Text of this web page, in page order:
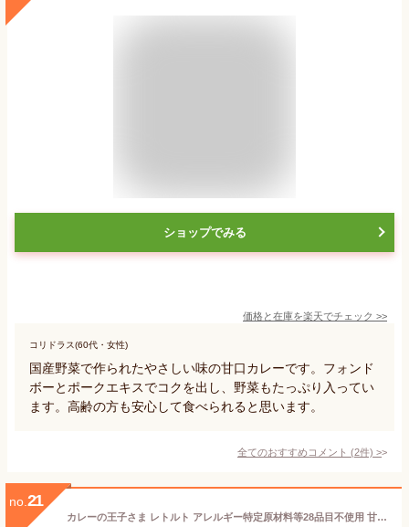
ショップでみる
価格と在庫を楽天でチェック >>
コリドラス(60代・女性)
国産野菜で作られたやさしい味の甘口カレーです。フォンド
ボーとポークエキスでコクを出し、野菜もたっぷり入ってい
ます。高齢の方も安心して食べられると思います。
全てのおすすめコメント (2件) >
no. 21
カレーの王子さま レトルト アレルギー特定原材料等28品目不使用 甘口(70g)